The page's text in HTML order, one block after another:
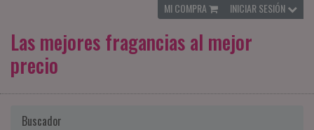
MI COMPRA INICIAR SESIÓN
Las mejores fragancias al mejor
precio
Buscador